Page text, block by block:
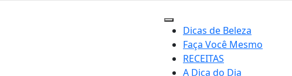
Dicas de Beleza
Faça Você Mesmo
RECEITAS
A Dica do Dia